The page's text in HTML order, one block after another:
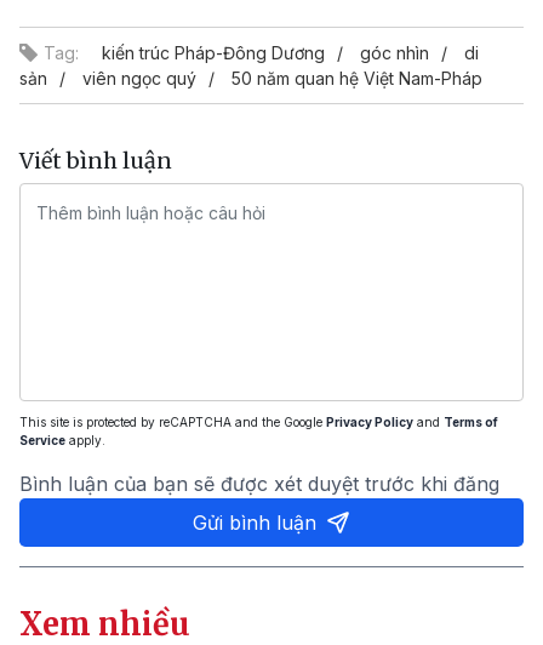
Tag: kiến trúc Pháp-Đông Dương góc nhìn
di
sản
viên ngọc quý 50 năm quan hệ Việt Nam-Pháp
Viết bình luận
This site is protected by reCAPTCHA and the Google Privacy Policy and Terms of
Service apply.
Bình luận của bạn sẽ được xét duyệt trước khi đăng
Gửi bình luận
Xem nhiều